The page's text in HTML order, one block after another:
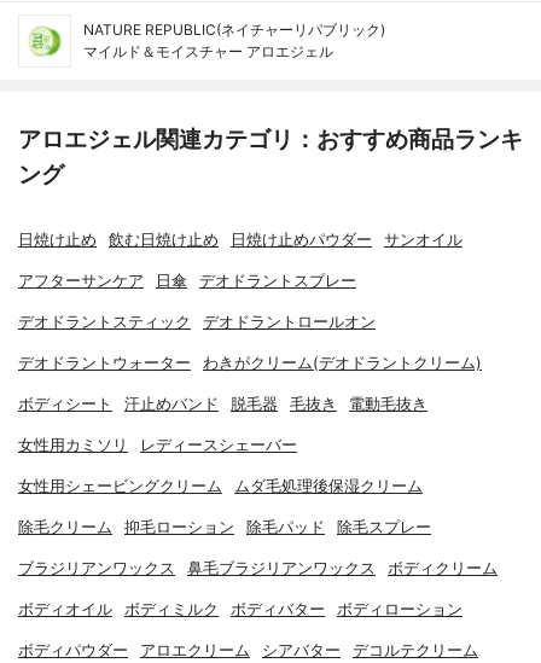
NATURE REPUBLIC(ネイチャーリパブリック)
マイルド＆モイスチャー アロエジェル
アロエジェル関連カテゴリ：おすすめ商品ランキ
ング
日焼け止め 飲む日焼け止め 日焼け止めパウダー サンオイル
アフターサンケア 日傘 デオドラントスプレー
デオドラントスティック デオドラントロールオン
デオドラントウォーター わきがクリーム(デオドラントクリーム)
ボディシート 汗止めバンド 脱毛器 毛抜き 電動毛抜き
女性用カミソリ レディースシェーバー
女性用シェービングクリーム ムダ毛処理後保湿クリーム
除毛クリーム 抑毛ローション 除毛パッド 除毛スプレー
ブラジリアンワックス 鼻毛ブラジリアンワックス ボディクリーム
ボディオイル ボディミルク ボディバター ボディローション
ボディパウダー アロエクリーム シアバター デコルテクリーム